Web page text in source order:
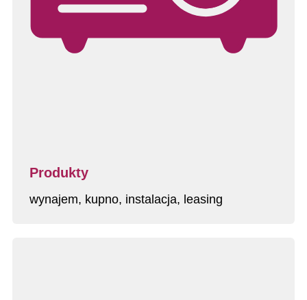
Produkty
wynajem, kupno, instalacja, leasing